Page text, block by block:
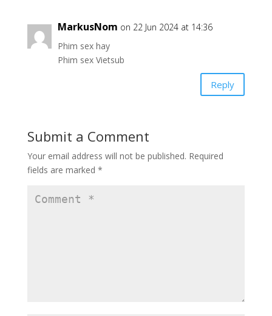
MarkusNom on 22 Jun 2024 at 14:36
Phim sex hay
Phim sex Vietsub
Reply
Submit a Comment
Your email address will not be published. Required
fields are marked *